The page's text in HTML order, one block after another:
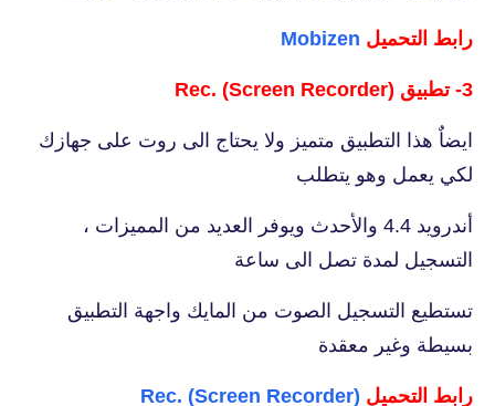
رابط التحميل Mobizen
3- تطبيق Rec. (Screen Recorder)
ايضاٌ هذا التطبيق متميز ولا يحتاج الى روت على جهازك
لكي يعمل وهو يتطلب
أندرويد 4.4 والأحدث ويوفر العديد من المميزات ،
التسجيل لمدة تصل الى ساعة
تستطيع التسجيل الصوت من المايك واجهة التطبيق
بسيطة وغير معقدة
رابط التحميل